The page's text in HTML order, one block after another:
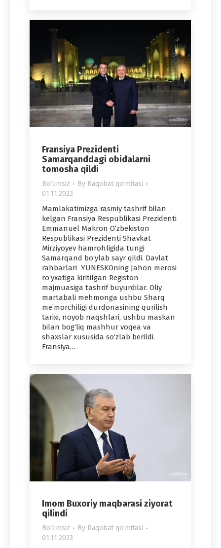
Fransiya Prezidenti
Samarqanddagi obidalarni
tomosha qildi
Bo'limsiz By Raqobat qo'mitasi
01.11.2023
Mamlakatimizga rasmiy tashrif bilan
kelgan Fransiya Respublikasi Prezidenti
Emmanuel Makron O‘zbekiston
Respublikasi Prezidenti Shavkat
Mirziyoyev hamrohligida tungi
Samarqand bo‘ylab sayr qildi. Davlat
rahbarlari YUNЕSKOning Jahon merosi
ro‘yxatiga kiritilgan Registon
majmuasiga tashrif buyurdilar. Oliy
martabali mehmonga ushbu Sharq
me’morchiligi durdonasining qurilish
tarixi, noyob naqshlari, ushbu maskan
bilan bog‘liq mashhur voqea va
shaxslar xususida so‘zlab berildi.
Fransiya…
Imom Buxoriy maqbarasi ziyorat
qilindi
Bo'limsiz By Raqobat qo'mitasi
01.11.2023